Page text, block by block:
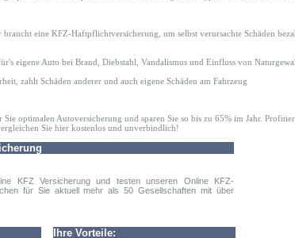
eine KFZ-Haftpflichtversicherung, um selbst verursachte Schäden
eigene Auto bei Brand, Diebstahl, Vandalismus und Einfluss von
zahlt Schäden anderer und auch eigene Schäden am Fahrzeug
optimalen Autoversicherung und sparen Sie so bis zu 65% im Jahr.
Sie hier kostenlos und unverbindlich!
KFZ Versicherung und testen unseren Online KFZ-
für Sie aktuell mehr als 50 Gesellschaften mit über
Ihre Vorteile: